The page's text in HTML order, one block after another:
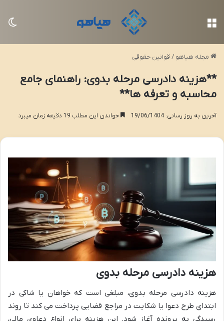
مجله هیاهو / قوانین حقوقی
**هزینه دادرسی مرحله بدوی: راهنمای جامع
محاسبه و تعرفه ها**
آخرین به روز رسانی: 19/06/1404 خواندن این مطلب 19 دقیقه زمان میبرد
هزینه دادرسی مرحله بدوی
هزینه دادرسی مرحله بدوی، مبلغی است که خواهان یا شاکی در
ابتدای طرح دعوا یا شکایت در مراجع قضایی پرداخت می کند تا روند
رسیدگی به پرونده آغاز شود. این هزینه برای انواع دعاوی مالی،